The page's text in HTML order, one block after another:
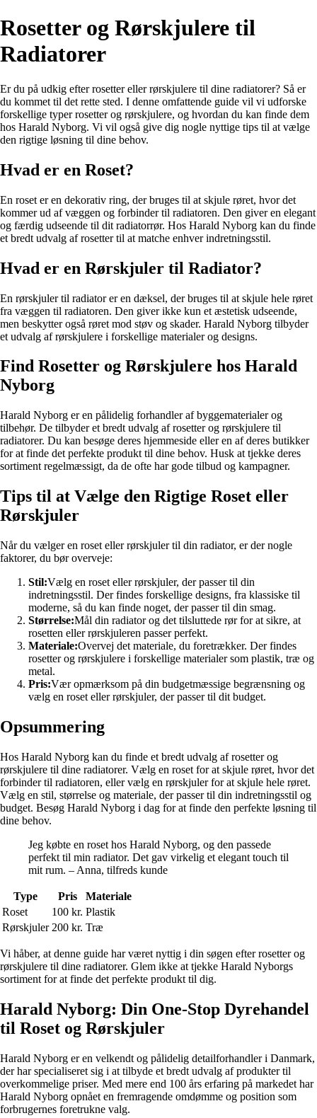
Rosetter og Rørskjulere til
Radiatorer
Er du på udkig efter rosetter eller rørskjulere til dine radiatorer? Så er
du kommet til det rette sted. I denne omfattende guide vil vi udforske
forskellige typer rosetter og rørskjulere, og hvordan du kan finde dem
hos Harald Nyborg. Vi vil også give dig nogle nyttige tips til at vælge
den rigtige løsning til dine behov.
Hvad er en Roset?
En roset er en dekorativ ring, der bruges til at skjule røret, hvor det
kommer ud af væggen og forbinder til radiatoren. Den giver en elegant
og færdig udseende til dit radiatorrør. Hos Harald Nyborg kan du finde
et bredt udvalg af rosetter til at matche enhver indretningsstil.
Hvad er en Rørskjuler til Radiator?
En rørskjuler til radiator er en dæksel, der bruges til at skjule hele røret
fra væggen til radiatoren. Den giver ikke kun et æstetisk udseende,
men beskytter også røret mod støv og skader. Harald Nyborg tilbyder
et udvalg af rørskjulere i forskellige materialer og designs.
Find Rosetter og Rørskjulere hos Harald
Nyborg
Harald Nyborg er en pålidelig forhandler af byggematerialer og
tilbehør. De tilbyder et bredt udvalg af rosetter og rørskjulere til
radiatorer. Du kan besøge deres hjemmeside eller en af deres butikker
for at finde det perfekte produkt til dine behov. Husk at tjekke deres
sortiment regelmæssigt, da de ofte har gode tilbud og kampagner.
Tips til at Vælge den Rigtige Roset eller
Rørskjuler
Når du vælger en roset eller rørskjuler til din radiator, er der nogle
faktorer, du bør overveje:
Stil:Vælg en roset eller rørskjuler, der passer til din
indretningsstil. Der findes forskellige designs, fra klassiske til
moderne, så du kan finde noget, der passer til din smag.
Størrelse:Mål din radiator og det tilsluttede rør for at sikre, at
rosetten eller rørskjuleren passer perfekt.
Materiale:Overvej det materiale, du foretrækker. Der findes
rosetter og rørskjulere i forskellige materialer som plastik, træ og
metal.
Pris:Vær opmærksom på din budgetmæssige begrænsning og
vælg en roset eller rørskjuler, der passer til dit budget.
Opsummering
Hos Harald Nyborg kan du finde et bredt udvalg af rosetter og
rørskjulere til dine radiatorer. Vælg en roset for at skjule røret, hvor det
forbinder til radiatoren, eller vælg en rørskjuler for at skjule hele røret.
Vælg en stil, størrelse og materiale, der passer til din indretningsstil og
budget. Besøg Harald Nyborg i dag for at finde den perfekte løsning til
dine behov.
Jeg købte en roset hos Harald Nyborg, og den passede
perfekt til min radiator. Det gav virkelig et elegant touch til
mit rum. – Anna, tilfreds kunde
Type Pris
Materiale
Roset
100 kr. Plastik
Rørskjuler 200 kr. Træ
Vi håber, at denne guide har været nyttig i din søgen efter rosetter og
rørskjulere til dine radiatorer. Glem ikke at tjekke Harald Nyborgs
sortiment for at finde det perfekte produkt til dig.
Harald Nyborg: Din One-Stop Dyrehandel
til Roset og Rørskjuler
Harald Nyborg er en velkendt og pålidelig detailforhandler i Danmark,
der har specialiseret sig i at tilbyde et bredt udvalg af produkter til
overkommelige priser. Med mere end 100 års erfaring på markedet har
Harald Nyborg opnået en fremragende omdømme og position som
forbrugernes foretrukne valg.